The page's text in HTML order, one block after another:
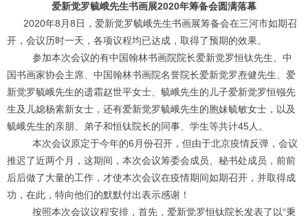
爱新觉罗毓峨先生书画展2020年筹备会圆满落幕
2020年8月8日，爱新觉罗毓峨先生书画展筹备会在三河市如期召
开，会议历时一天，各项议程均已达成，取得了预期的效果。
参加本次会议的有中国翰林书画院院长爱新觉罗恒钛先生、中
国书画家协会主席、中国翰林书画院名誉院长爱新觉罗焘健先生、爱
新觉罗毓峨先生的遗霜赵世平女士、毓峨先生的儿子爱新觉罗恒镪先
生及儿媳杨素新女士，还有爱新觉罗毓峨先生的胞妹毓敏女士，以及
毓峨先生的亲朋、弟子和恒钛院长的同事、学生等共计45人。
本次会议原定于今年的6月份召开，但由于北京疫情反弹，会议
推迟了近两个月，这期间，本次会议筹委会成员、秘书处成员，前前
后后做了大量的工作，才使本次会议在疫情期间如期召开，并取得成
功，在此，特向他们的默默付出表示感谢！
按照本次会议议程安排，首先，爱新觉罗恒钛院长发表了以“秉